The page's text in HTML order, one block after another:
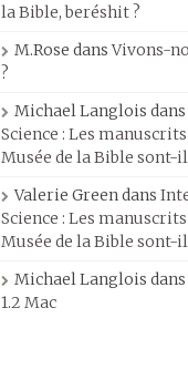
la Bible, beréshit ?
M.Rose dansVivons-
?
Michael Langlois dans
Science : Les
Musée de la Bible sont-
Valerie Greendans
Science : Les
Musée de la Bible sont-
Michael Langlois dans
1.2 Mac